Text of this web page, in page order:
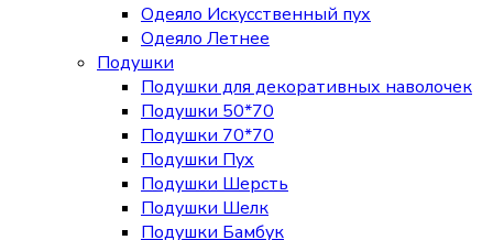
Одеяло Искусственный пух
Одеяло Летнее
Подушки
Подушки для декоративных наволочек
Подушки 50*70
Подушки 70*70
Подушки Пух
Подушки Шерсть
Подушки Шелк
Подушки Бамбук